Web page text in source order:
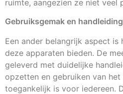
ruimte, aangezien ze niet veel
Gebruiksgemak en handleiding
Een ander belangrijk aspect is
deze apparaten bieden. De
geleverd met duidelijke
opzetten en gebruiken van
toegankelijk is voor iedereen.